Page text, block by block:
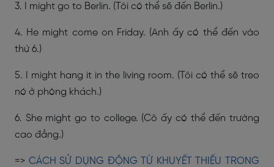
3. I might go to Berlin. (Tôi có thể sẽ đến Berlin.)
4. He might come on Friday. (Anh ấy có thể đến vào
thứ 6.)
5. I might hang it in the living room. (Tôi có thể sẽ treo
nó ở phòng khách.)
6. She might go to college. (Cô ấy có thể đến trường
cao đẳng.)
=> CÁCH SỬ DỤNG ĐỘNG TỪ KHUYẾT THIẾU TRONG